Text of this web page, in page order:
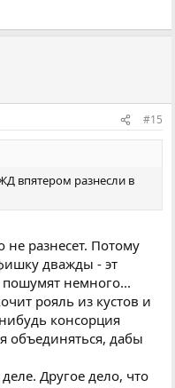
#15
впятером разнесли в
разнесет. Потому
дважды - эт
пошумят немного...
рояль из кустов и
консорция
объединяться, дабы
Другое дело, что